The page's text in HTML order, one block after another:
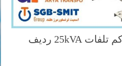
ترانسفورماتور روغنی کم تلفات 25kVA ردیف